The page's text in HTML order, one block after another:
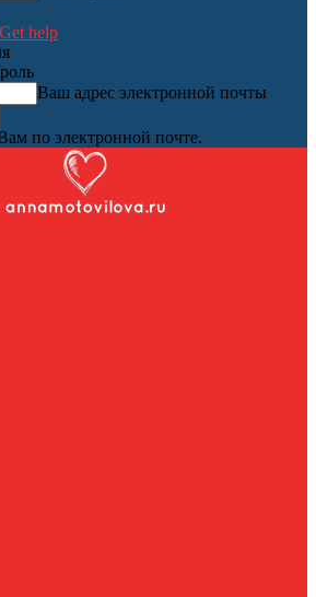
help
Ваш адрес электронной почты
по электронной почте.